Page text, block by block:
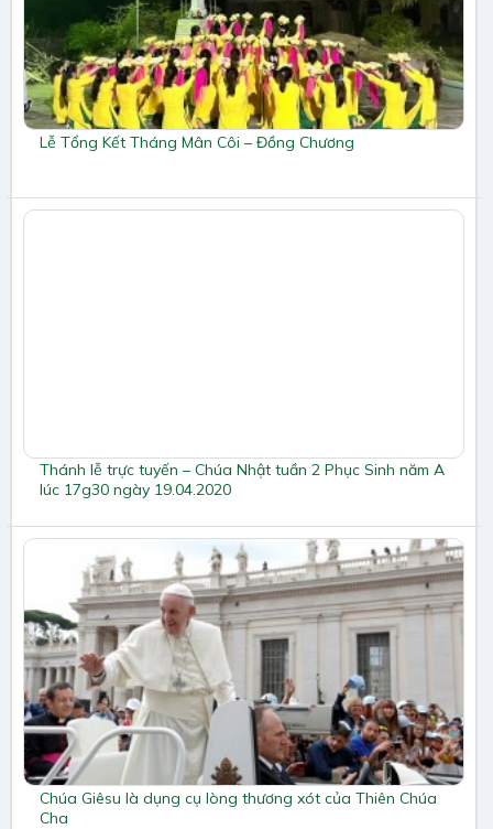
Lễ Tổng Kết Tháng Mân Côi – Đồng Chương
Thánh lễ trực tuyến – Chúa Nhật tuần 2 Phục Sinh năm A
lúc 17g30 ngày 19.04.2020
Chúa Giêsu là dụng cụ lòng thương xót của Thiên Chúa
Cha